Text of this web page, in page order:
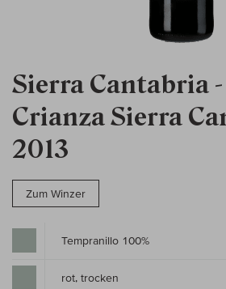
Sierra Cantabria
Crianza Sierra
2013
Zum Winzer
Tempranillo 100%
rot, trocken